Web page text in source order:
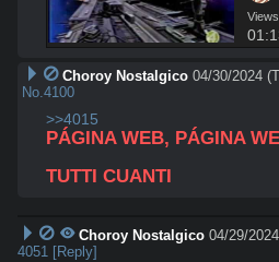
Choroy Nostalgico 04/30/2024
No.4100
>>4015
PÁGINA WEB, PÁGINA
TUTTI CUANTI
Choroy Nostalgico 04/29/
4051 [Reply]